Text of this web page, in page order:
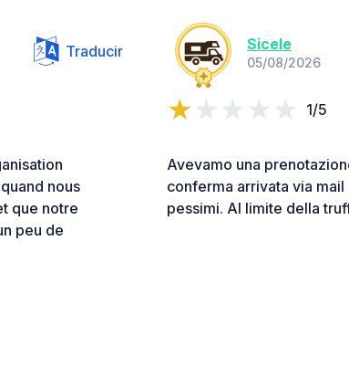
Traducir
nous
que notre
peu de
Sicele
05/08/2026
1/5
Avevamo una
conferma arrivata via
pessimi. Al limite della